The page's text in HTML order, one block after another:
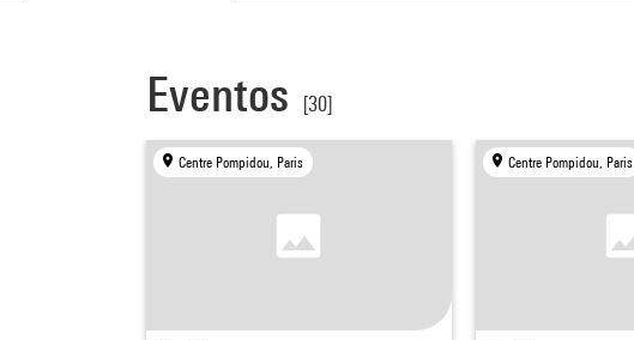
Eventos [30]
Centre Pompidou, Paris Centre Pompidou, Paris